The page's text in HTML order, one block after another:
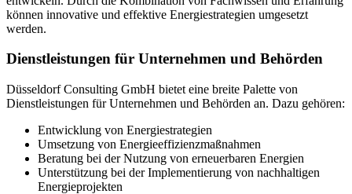
können innovative und effektive Energiestrategien umgesetzt
werden.
Dienstleistungen für Unternehmen und Behörden
Düsseldorf Consulting GmbH bietet eine breite Palette von
Dienstleistungen für Unternehmen und Behörden an. Dazu gehören:
Entwicklung von Energiestrategien
Umsetzung von Energieeffizienzmaßnahmen
Beratung bei der Nutzung von erneuerbaren Energien
Unterstützung bei der Implementierung von nachhaltigen
Energieprojekten